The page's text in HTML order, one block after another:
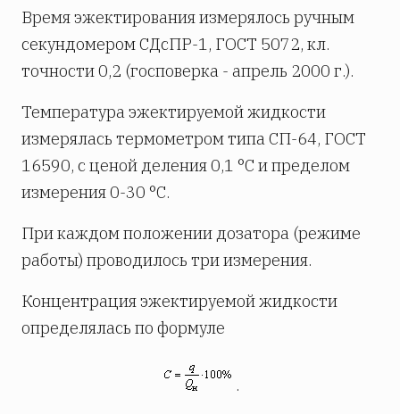
Время эжектирования измерялось ручным
секундомером СДсПР-1, ГОСТ 5072, кл.
точности 0,2 (госповерка - апрель 2000 г.).
Температура эжектируемой жидкости
измерялась термометром типа СП-64, ГОСТ
16590, с ценой деления 0,1 °С и пределом
измерения 0-30 °С.
При каждом положении дозатора (режиме
работы) проводилось три измерения.
Концентрация эжектируемой жидкости
определялась по формуле
.